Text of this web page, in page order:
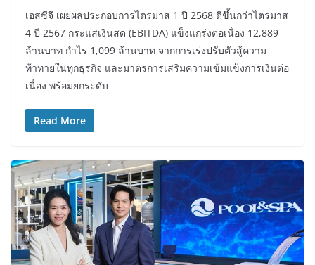
เอสซีจี เผยผลประกอบการไตรมาส 1 ปี 2568 ดีขึ้นกว่าไตรมาส
4 ปี 2567 กระแสเงินสด (EBITDA) แข็งแกร่งต่อเนื่อง 12,889
ล้านบาท กำไร 1,099 ล้านบาท จากการเร่งปรับตัวสู้ความ
ท้าทายในทุกธุรกิจ และมาตรการเสริมความเข้มแข็งการเงินต่อ
เนื่อง พร้อมยกระดับ
Read More